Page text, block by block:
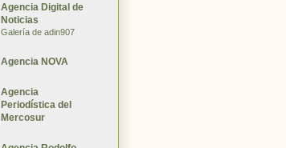
Agencia Digital de
Noticias
Galería de adin907
Agencia NOVA
Agencia
Periodística del
Mercosur